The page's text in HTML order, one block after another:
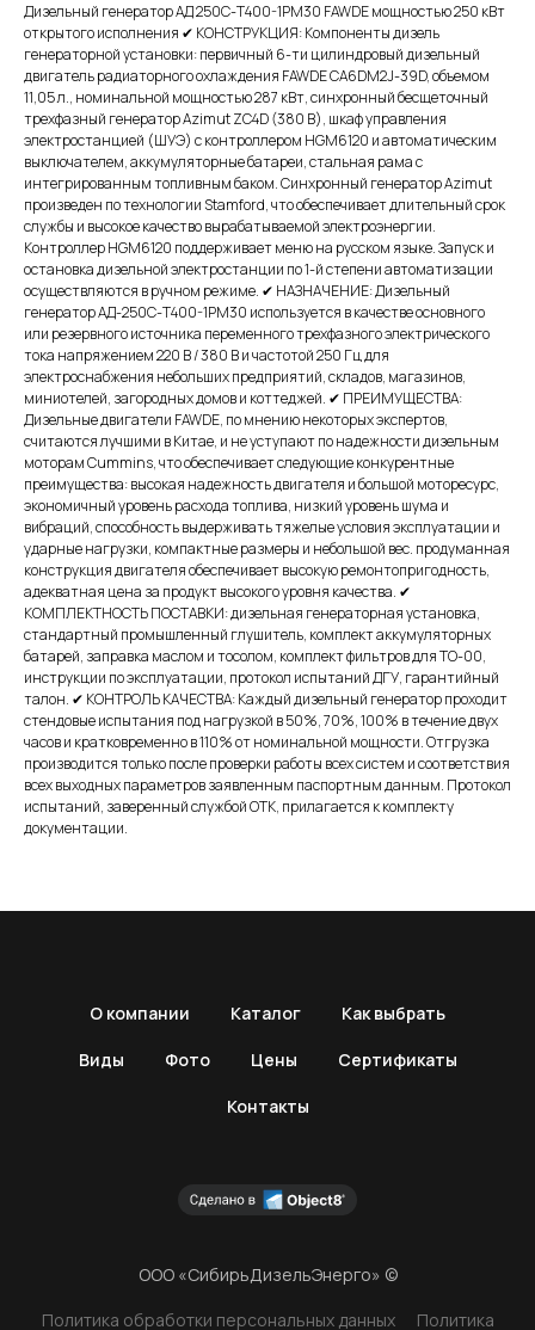
Дизельный генератор АД 250С-Т400-1РМ30 FAWDE мощностью 250 кВт
открытого исполнения ✔ КОНСТРУКЦИЯ: Компоненты дизель
генераторной установки: первичный 6-ти цилиндровый дизельный
двигатель радиаторного охлаждения FAWDE CA6DM2J-39D, объемом
11,05 л., номинальной мощностью 287 кВт, синхронный бесщеточный
трехфазный генератор Azimut ZC4D (380 В), шкаф управления
электростанцией (ШУЭ) с контроллером HGM6120 и автоматическим
выключателем, аккумуляторные батареи, стальная рама с
интегрированным топливным баком. Синхронный генератор Azimut
произведен по технологии Stamford, что обеспечивает длительный срок
службы и высокое качество вырабатываемой электроэнергии.
Контроллер HGM6120 поддерживает меню на русском языке. Запуск и
остановка дизельной электростанции по 1-й степени автоматизации
осуществляются в ручном режиме. ✔ НАЗНАЧЕНИЕ: Дизельный
генератор АД-250С-T400-1РМ30 используется в качестве основного
или резервного источника переменного трехфазного электрического
тока напряжением 220 В / 380 В и частотой 250 Гц для
электроснабжения небольших предприятий, складов, магазинов,
миниотелей, загородных домов и коттеджей. ✔ ПРЕИМУЩЕСТВА:
Дизельные двигатели FAWDE, по мнению некоторых экспертов,
считаются лучшими в Китае, и не уступают по надежности дизельным
моторам Cummins, что обеспечивает следующие конкурентные
преимущества: высокая надежность двигателя и большой моторесурс,
экономичный уровень расхода топлива, низкий уровень шума и
вибраций, способность выдерживать тяжелые условия эксплуатации и
ударные нагрузки, компактные размеры и небольшой вес. продуманная
конструкция двигателя обеспечивает высокую ремонтопригодность,
адекватная цена за продукт высокого уровня качества. ✔
КОМПЛЕКТНОСТЬ ПОСТАВКИ: дизельная генераторная установка,
стандартный промышленный глушитель, комплект аккумуляторных
батарей, заправка маслом и тосолом, комплект фильтров для ТО-00,
инструкции по эксплуатации, протокол испытаний ДГУ, гарантийный
талон. ✔ КОНТРОЛЬ КАЧЕСТВА: Каждый дизельный генератор проходит
стендовые испытания под нагрузкой в 50%, 70%, 100% в течение двух
часов и кратковременно в 110% от номинальной мощности. Отгрузка
производится только после проверки работы всех систем и соответствия
всех выходных параметров заявленным паспортным данным. Протокол
испытаний, заверенный службой ОТК, прилагается к комплекту
документации.
О компании Каталог Как выбрать
Виды Фото Цены Сертификаты
Контакты
ООО «СибирьДизельЭнерго» ©
Политика обработки персональных данных
Политика